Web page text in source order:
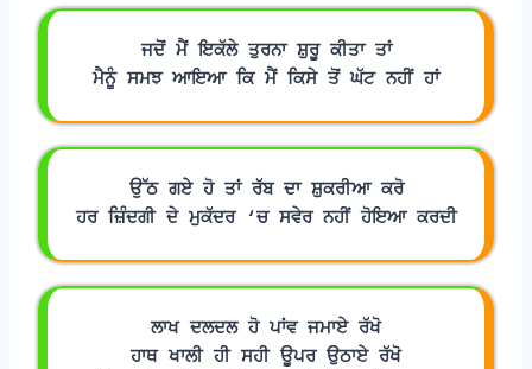
ਜਦੋਂ ਮੈਂ ਇਕੱਲੇ ਤੁਰਨਾ ਸ਼ੁਰੂ ਕੀਤਾ ਤਾਂ
ਮੈਨੂੰ ਸਮਝ ਆਇਆ ਕਿ ਮੈਂ ਕਿਸੇ ਤੋਂ ਘੱਟ ਨਹੀਂ ਹਾਂ
ਉੱਠ ਗਏ ਹੋ ਤਾਂ ਰੱਬ ਦਾ ਸ਼ੁਕਰੀਆ ਕਰੋ
ਹਰ ਜ਼ਿੰਦਗੀ ਦੇ ਮੁਕੱਦਰ ‘ਚ ਸਵੇਰ ਨਹੀਂ ਹੋਇਆ ਕਰਦੀ
ਲਾਖ ਦਲਦਲ ਹੋ ਪਾਂਵ ਜਮਾਏ ਰੱਖੋ
ਹਾਥ ਖਾਲੀ ਹੀ ਸਹੀ ਊਪਰ ਉਠਾਏ ਰੱਖੋ